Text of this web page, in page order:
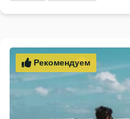
Рекомендуем